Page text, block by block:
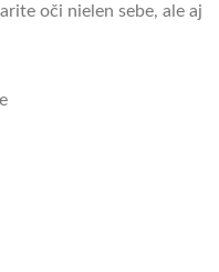
oči nielen sebe, ale aj